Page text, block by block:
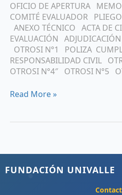
OFICIO DE APERTURA
COMITÉ EVALUADOR
ANEXO TÉCNICO ACTA DE
EVALUACIÓN
OTROSI N°1 POLIZA
RESPONSABILIDAD CIVIL
OTROSI N°4″ OTROSI N°5
N°
024-
2021
Read More »
FUNDACIÓN UNIVALLE